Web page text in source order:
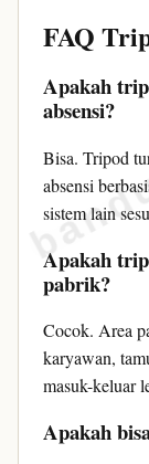
FAQ
Apakah
absensi?
Bisa. Tripod
absensi
sistem lain
Apakah
pabrik?
Cocok. Area
karyawan,
masuk-keluar
Apakah